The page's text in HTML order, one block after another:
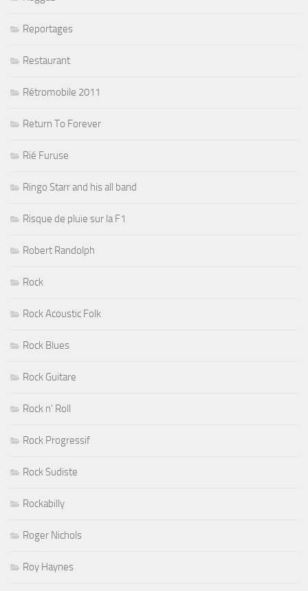
Reportages
Restaurant
Rétromobile 2011
Return To Forever
Rié Furuse
Ringo Starr and his all band
Risque de pluie sur la F1
Robert Randolph
Rock
Rock Acoustic Folk
Rock Blues
Rock Guitare
Rock n' Roll
Rock Progressif
Rock Sudiste
Rockabilly
Roger Nichols
Roy Haynes